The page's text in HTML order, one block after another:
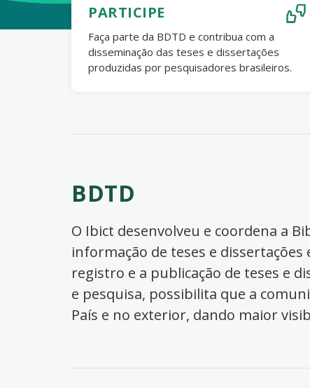
PARTICIPE
Faça parte da BDTD e contribua com a
disseminação das teses e dissertações
produzidas por pesquisadores brasileiros.
BDTD
O Ibict desenvolveu e coordena a
informação de teses e
registro e a publicação de teses e
e pesquisa, possibilita que a
País e no exterior, dando maior